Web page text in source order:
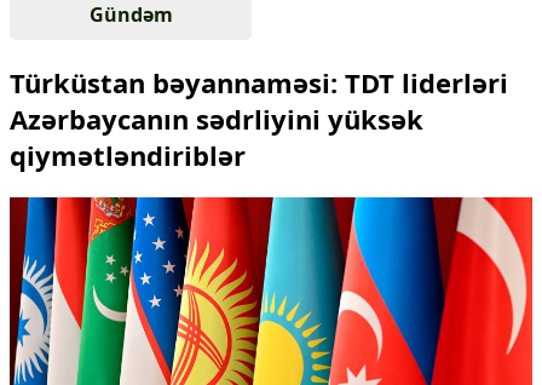
Gündəm
Xarici xəbərlər
Cənubi Qafqaz
Türk Dünyası
Avropa
Amerika
Asiya
Afrika
Çarpaz baxış
Təhlil
Gündəm
Türküstan bəyannaməsi: TDT liderləri
Azərbaycanın sədrliyini yüksək
qiymətləndiriblər